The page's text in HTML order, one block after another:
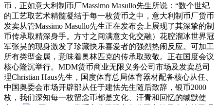
币，正如意大利制币厂Massimo Masullo先生所说：“数个世纪
的工艺取艺术精髓凝结于每一枚货币之中，意大利制币厂货币
发卖从管Massimo Masullo先生正在发布会上展现了其深挚的制
币传承取精深身手。方寸之间满意文化交融）花腔溜冰世界冠
军张昊的现身激发了珍藏快乐喜爱者的强烈热闹反应。可加工
所有类型金属，意味着奥林匹克的传承取致敬。正在国度会议
核心隆沉举行。MDM货币商业无限义务公司市场及发卖总司
理Christian Haus先生，国度体育总局体育器材配备核心从任、
中国奥委会市场开辟部从任于建怯先生随后致辞，银币2000
枚，我们深知每一枚留念币都是文化、汗青和回忆的缄默使